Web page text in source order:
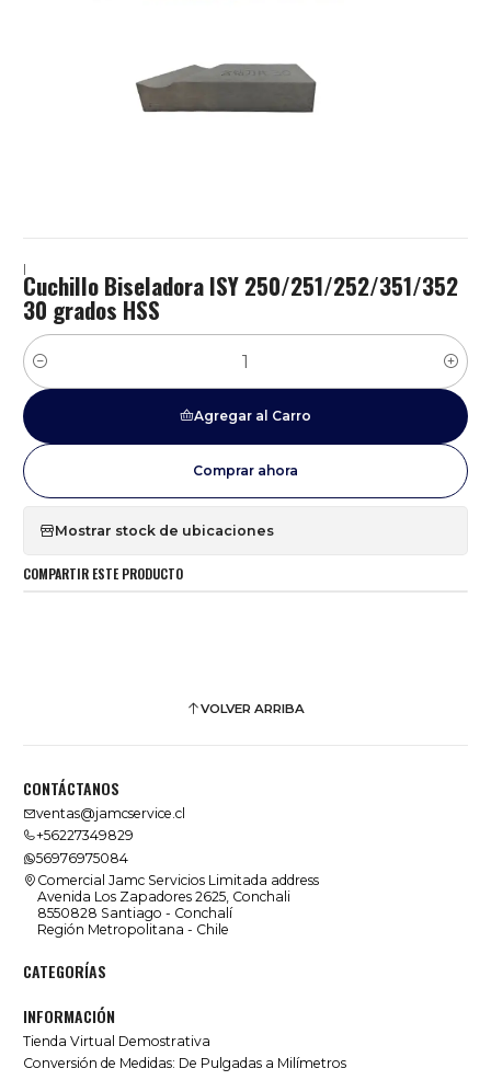
|
Cuchillo Biseladora ISY 250/251/252/351/352
30 grados HSS
Cantidad
Agregar al Carro
Comprar ahora
Mostrar stock de ubicaciones
COMPARTIR ESTE PRODUCTO
VOLVER ARRIBA
CONTÁCTANOS
ventas@jamcservice.cl
+56227349829
56976975084
Comercial Jamc Servicios Limitada address
Avenida Los Zapadores 2625, Conchali
8550828 Santiago - Conchalí
Región Metropolitana - Chile
CATEGORÍAS
INFORMACIÓN
Tienda Virtual Demostrativa
Conversión de Medidas: De Pulgadas a Milímetros